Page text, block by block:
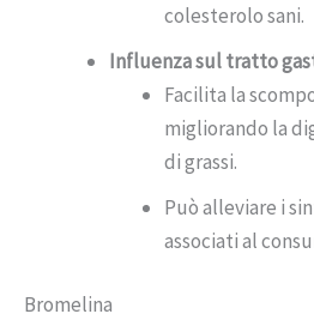
colesterolo sani.
Influenza sul tratto
Facilita la
migliorando la
di grassi.
Può alleviare i
associati al
Bromelina